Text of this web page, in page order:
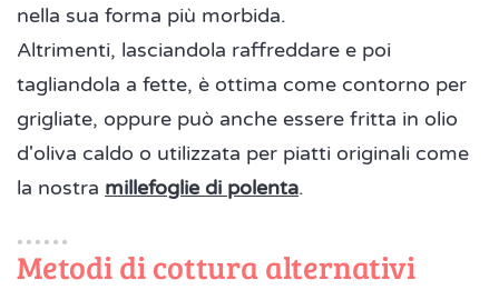
nella sua forma più morbida.
Altrimenti, lasciandola raffreddare e poi
tagliandola a fette, è ottima come contorno per
grigliate, oppure può anche essere fritta in olio
d'oliva caldo o utilizzata per piatti originali come
la nostra millefoglie di polenta.
Metodi di cottura alternativi